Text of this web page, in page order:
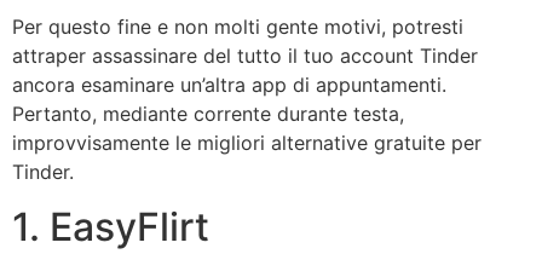
Per questo fine e non molti gente motivi, potresti
attraper assassinare del tutto il tuo account Tinder
ancora esaminare un’altra app di appuntamenti.
Pertanto, mediante corrente durante testa,
improvvisamente le migliori alternative gratuite per
Tinder.
1. EasyFlirt